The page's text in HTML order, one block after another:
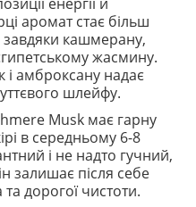
аромат стає більш
кашмерану,
жасмину.
і амброксану надає
шлейфу.
Musk має гарну
в середньому 6-8
і не надто гучний,
залишає після себе
та дорогої чистоти.